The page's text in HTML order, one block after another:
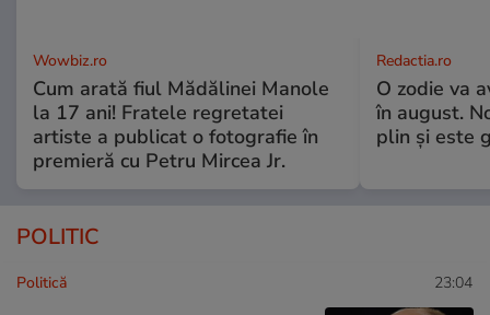
Wowbiz.ro
Cum arată fiul Mădălinei Manole
la 17 ani! Fratele regretatei
artiste a publicat o fotografie în
premieră cu Petru Mircea Jr.
Redactia.ro
O zodie va
în august.
plin și este
POLITIC
Politică 23:04